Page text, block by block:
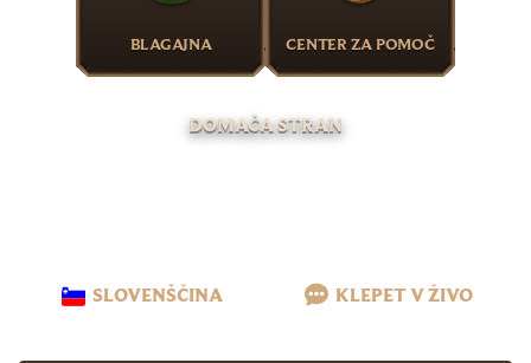
BLAGAJNA CENTER ZA POMOČ
DOMAČA STRAN
SLOVENŠČINA KLEPET V ŽIVO